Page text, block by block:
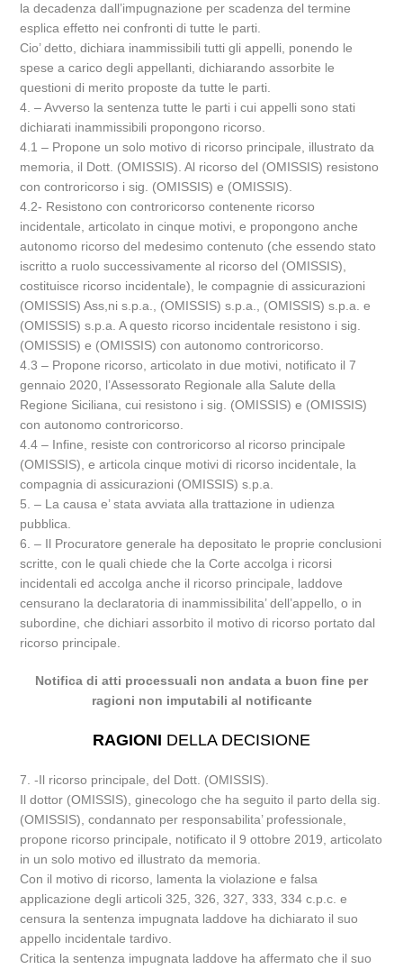
la decadenza dall’impugnazione per scadenza del termine
esplica effetto nei confronti di tutte le parti.
Cio’ detto, dichiara inammissibili tutti gli appelli, ponendo le
spese a carico degli appellanti, dichiarando assorbite le
questioni di merito proposte da tutte le parti.
4. – Avverso la sentenza tutte le parti i cui appelli sono stati
dichiarati inammissibili propongono ricorso.
4.1 – Propone un solo motivo di ricorso principale, illustrato da
memoria, il Dott. (OMISSIS). Al ricorso del (OMISSIS) resistono
con controricorso i sig. (OMISSIS) e (OMISSIS).
4.2- Resistono con controricorso contenente ricorso
incidentale, articolato in cinque motivi, e propongono anche
autonomo ricorso del medesimo contenuto (che essendo stato
iscritto a ruolo successivamente al ricorso del (OMISSIS),
costituisce ricorso incidentale), le compagnie di assicurazioni
(OMISSIS) Ass,ni s.p.a., (OMISSIS) s.p.a., (OMISSIS) s.p.a. e
(OMISSIS) s.p.a. A questo ricorso incidentale resistono i sig.
(OMISSIS) e (OMISSIS) con autonomo controricorso.
4.3 – Propone ricorso, articolato in due motivi, notificato il 7
gennaio 2020, l’Assessorato Regionale alla Salute della
Regione Siciliana, cui resistono i sig. (OMISSIS) e (OMISSIS)
con autonomo controricorso.
4.4 – Infine, resiste con controricorso al ricorso principale
(OMISSIS), e articola cinque motivi di ricorso incidentale, la
compagnia di assicurazioni (OMISSIS) s.p.a.
5. – La causa e’ stata avviata alla trattazione in udienza
pubblica.
6. – Il Procuratore generale ha depositato le proprie conclusioni
scritte, con le quali chiede che la Corte accolga i ricorsi
incidentali ed accolga anche il ricorso principale, laddove
censurano la declaratoria di inammissibilita’ dell’appello, o in
subordine, che dichiari assorbito il motivo di ricorso portato dal
ricorso principale.
Notifica di atti processuali non andata a buon fine per
ragioni non imputabili al notificante
RAGIONI DELLA DECISIONE
7. -Il ricorso principale, del Dott. (OMISSIS).
Il dottor (OMISSIS), ginecologo che ha seguito il parto della sig.
(OMISSIS), condannato per responsabilita’ professionale,
propone ricorso principale, notificato il 9 ottobre 2019, articolato
in un solo motivo ed illustrato da memoria.
Con il motivo di ricorso, lamenta la violazione e falsa
applicazione degli articoli 325, 326, 327, 333, 334 c.p.c. e
censura la sentenza impugnata laddove ha dichiarato il suo
appello incidentale tardivo.
Critica la sentenza impugnata laddove ha affermato che il suo